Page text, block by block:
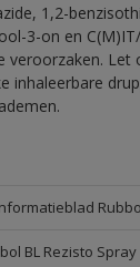
1,2-
3-on en
veroorzaken. Let
inhaleerbare
BL Rezisto Spray